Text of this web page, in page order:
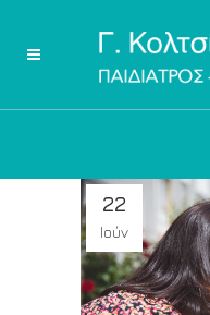
22
Ιούν